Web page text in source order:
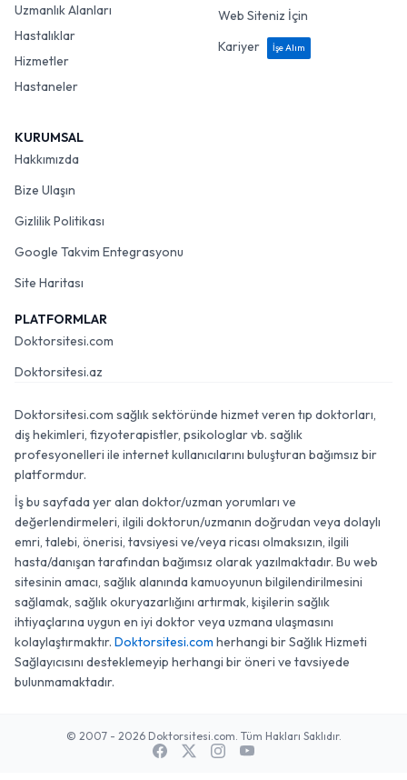
Uzmanlık Alanları
Hastalıklar
Hizmetler
Hastaneler
Web Siteniz İçin
Kariyer
İşe Alım
KURUMSAL
Hakkımızda
Bize Ulaşın
Gizlilik Politikası
Google Takvim Entegrasyonu
Site Haritası
PLATFORMLAR
Doktorsitesi.com
Doktorsitesi.az
Doktorsitesi.com sağlık sektöründe hizmet veren tıp doktorları,
diş hekimleri, fizyoterapistler, psikologlar vb. sağlık
profesyonelleri ile internet kullanıcılarını buluşturan bağımsız bir
platformdur.
İş bu sayfada yer alan doktor/uzman yorumları ve
değerlendirmeleri, ilgili doktorun/uzmanın doğrudan veya dolaylı
emri, talebi, önerisi, tavsiyesi ve/veya ricası olmaksızın, ilgili
hasta/danışan tarafından bağımsız olarak yazılmaktadır. Bu web
sitesinin amacı, sağlık alanında kamuoyunun bilgilendirilmesini
sağlamak, sağlık okuryazarlığını artırmak, kişilerin sağlık
ihtiyaçlarına uygun en iyi doktor veya uzmana ulaşmasını
kolaylaştırmaktır. Doktorsitesi.com herhangi bir Sağlık Hizmeti
Sağlayıcısını desteklemeyip herhangi bir öneri ve tavsiyede
bulunmamaktadır.
© 2007 - 2026 Doktorsitesi.com. Tüm Hakları Saklıdır.